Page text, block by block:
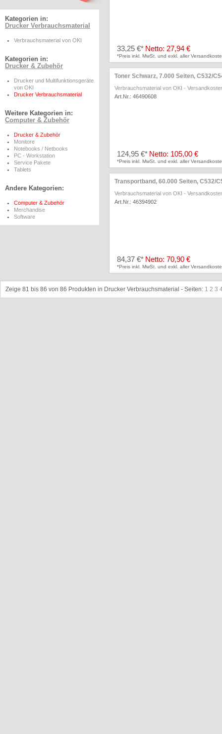
Kategorien in:
Drucker Verbrauchsmaterial
Verbrauchsmaterial von OKI
Kategorien in:
Drucker & Zubehör
Drucker und Multifunktionsgeräte
von OKI
Drucker Verbrauchsmaterial
Weitere Kategorien in:
Computer & Zubehör
Drucker & Zubehör
Monitore
Notebooks / Netbooks
PC - Workstation
Service Pakete
Tablets
Andere Kategorien:
Computer & Zubehör
Merchandise
Software
33,25 €* Netto: 27,94 €
*Preis inkl. MwSt. und exkl. aller
124,95 €* Netto: 105,00 €
*Preis inkl. MwSt. und exkl. aller
Toner Schwarz, 7.000 Seiten, C532/
Verbrauchsmaterial von OKI -
Art.Nr.: 46490608
84,37 €* Netto: 70,90 €
*Preis inkl. MwSt. und exkl. aller
Transportband, 60.000 Seiten, C532/
Verbrauchsmaterial von OKI -
Art.Nr.: 46394902
Zeige 81 bis 86 von 86 Produkten in Drucker Verbrauchsmaterial - Seiten: 1 2 3